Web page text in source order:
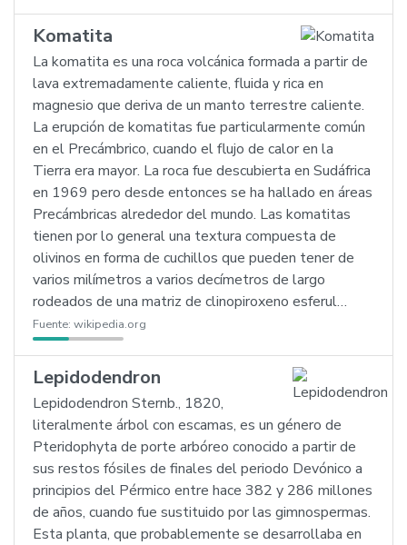
Komatita
La komatita es una roca volcánica formada a partir de
lava extremadamente caliente, fluida y rica en
magnesio que deriva de un manto terrestre caliente.
La erupción de komatitas fue particularmente común
en el Precámbrico, cuando el flujo de calor en la
Tierra era mayor. La roca fue descubierta en Sudáfrica
en 1969 pero desde entonces se ha hallado en áreas
Precámbricas alrededor del mundo. Las komatitas
tienen por lo general una textura compuesta de
olivinos en forma de cuchillos que pueden tener de
varios milímetros a varios decímetros de largo
rodeados de una matriz de clinopiroxeno esferul…
Fuente: wikipedia.org
Lepidodendron
Lepidodendron Sternb., 1820,
literalmente árbol con escamas, es un género de
Pteridophyta de porte arbóreo conocido a partir de
sus restos fósiles de finales del periodo Devónico a
principios del Pérmico entre hace 382 y 286 millones
de años, cuando fue sustituido por las gimnospermas.
Esta planta, que probablemente se desarrollaba en